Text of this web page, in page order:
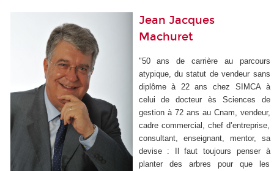
Jean Jacques
Machuret
"50 ans de carrière au parcours
atypique, du statut de vendeur sans
diplôme à 22 ans chez SIMCA à
celui de docteur ès Sciences de
gestion à 72 ans au Cnam, vendeur,
cadre commercial, chef d’entreprise,
consultant, enseignant, mentor, sa
devise : Il faut toujours penser à
planter des arbres pour que les